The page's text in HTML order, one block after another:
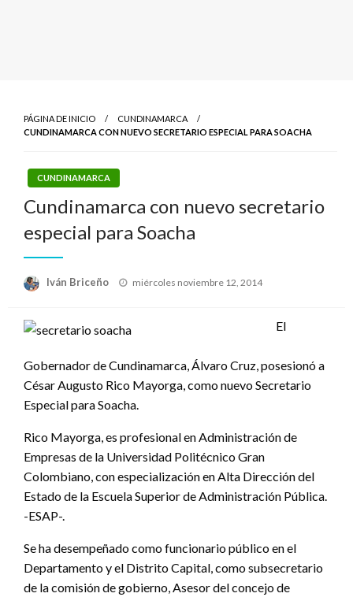
PÁGINA DE INICIO
CUNDINAMARCA
CUNDINAMARCA CON NUEVO SECRETARIO ESPECIAL PARA SOACHA
CUNDINAMARCA
Cundinamarca con nuevo secretario
especial para Soacha
Iván Briceño
Publicado
miércoles noviembre 12, 2014
El
Gobernador de Cundinamarca, Álvaro Cruz, posesionó a
César Augusto Rico Mayorga, como nuevo Secretario
Especial para Soacha.
Rico Mayorga, es profesional en Administración de
Empresas de la Universidad Politécnico Gran
Colombiano, con especialización en Alta Dirección del
Estado de la Escuela Superior de Administración Pública.
-ESAP-.
Se ha desempeñado como funcionario público en el
Departamento y el Distrito Capital, como subsecretario
de la comisión de gobierno, Asesor del concejo de